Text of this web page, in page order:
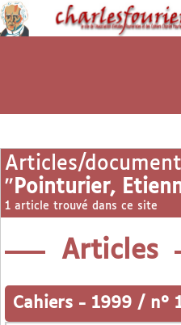
Articles/
" Pointurier,
1 article trouvé dans ce site
Articles
Cahiers - 1999 / n°